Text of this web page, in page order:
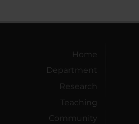
Home
Department
Research
Teaching
Community